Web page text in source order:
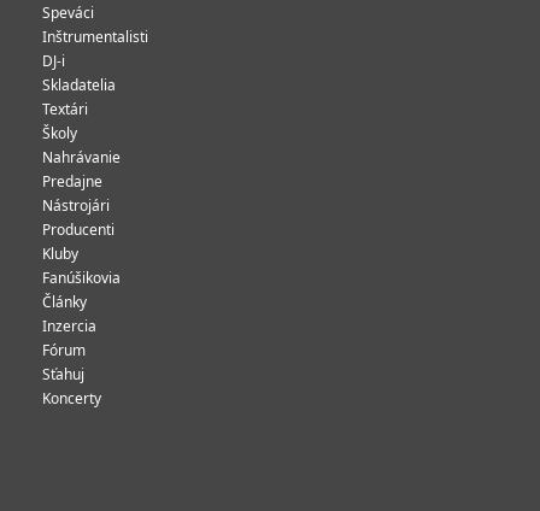
Speváci
Inštrumentalisti
DJ-i
Skladatelia
Textári
Školy
Nahrávanie
Predajne
Nástrojári
Producenti
Kluby
Fanúšikovia
Články
Inzercia
Fórum
Sťahuj
Koncerty